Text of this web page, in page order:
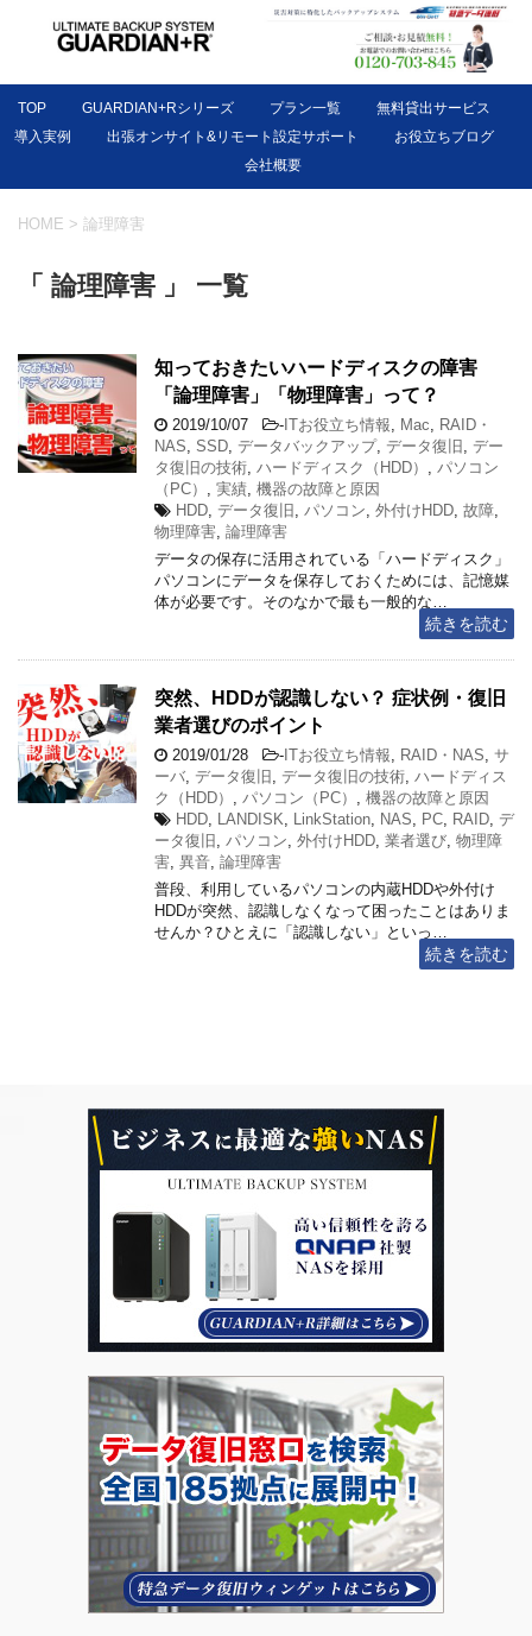
TOP GUARDIAN+Rシリーズ プラン一覧
無料貸出サービス
導入実例
出張オンサイト&リモート設定サポート
お役立ちブログ
会社概要
HOME > 論理障害
「 論理障害 」 一覧
知っておきたいハードディスクの障害
「論理障害」「物理障害」って？
2019/10/07 - ITお役立ち情報 Mac
RAID・
NAS SSD データバックアップ, データ復旧
デー
タ復旧の技術 ハードディスク（HDD）
パソコン
（PC）
実績 機器の故障と原因
HDD データ復旧 パソコン 外付けHDD 故障
物理障害 論理障害
データの保存に活用されている「ハードディスク」
パソコンにデータを保存しておくためには、記憶媒
体が必要です。そのなかで最も一般的な…
続きを読む
突然、HDDが認識しない？ 症状例・復旧
業者選びのポイント
2019/01/28 - ITお役立ち情報 RAID・NAS サ
ーバ データ復旧 データ復旧の技術 ハードディス
ク（HDD）
パソコン（PC）
機器の故障と原因
HDD
LANDISK LinkStation NAS PC RAID デ
ータ復旧
パソコン 外付けHDD 業者選び 物理障
害 異音 論理障害
普段、利用しているパソコンの内蔵HDDや外付け
HDDが突然、認識しなくなって困ったことはありま
せんか？ひとえに「認識しない」といっ…
続きを読む